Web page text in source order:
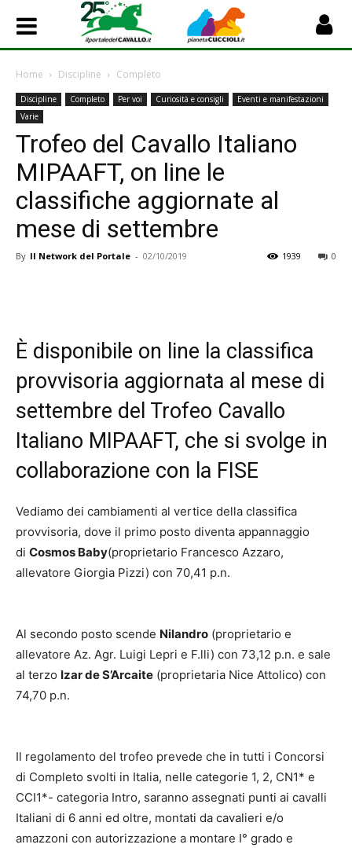
Home Discipline Completo
Discipline Completo Per voi Curiosità e consigli
Eventi e manifestazioni
Varie
Trofeo del Cavallo Italiano
MIPAAFT, on line le
classifiche aggiornate al
mese di settembre
By Il Network del Portale - 02/10/2019 0
1939
È disponibile on line la classifica
provvisoria aggiornata al mese di
settembre del Trofeo Cavallo
Italiano MIPAAFT, che si svolge in
collaborazione con la FISE
Vediamo dei cambiamenti al vertice della classifica
provvisoria, dove il primo posto diventa appannaggio
di Cosmos Baby(proprietario Francesco Azzaro,
allevatore Giorgia Pizzi) con 70,41 p.n.
Al secondo posto scende Nilandro (proprietario e
allevatore Az. Agr. Luigi Lepri e F.lli) con 73,12 p.n. e sale
al terzo Izar de S’Arcaite (proprietaria Nice Attolico) con
74,70 p.n.
Il regolamento del trofeo prevede che in tutti i Concorsi
di Completo svolti in Italia, nelle categorie 1, 2, CN1* e
CCI1*- categoria Intro, saranno assegnati punti ai cavalli
Italiani di 6 anni ed oltre, montati da cavalieri e/o
amazzoni con autorizzazione a montare I° grado e